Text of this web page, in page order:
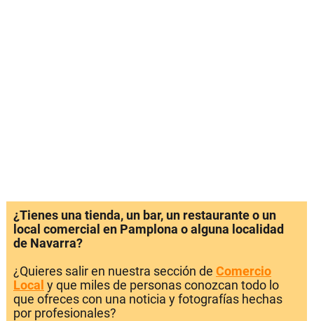
¿Tienes una tienda, un bar, un restaurante o un
local comercial en Pamplona o alguna localidad
de Navarra?
¿Quieres salir en nuestra sección de Comercio
Local y que miles de personas conozcan todo lo
que ofreces con una noticia y fotografías hechas
por profesionales?